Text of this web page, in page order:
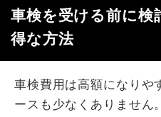
車検を受ける前に検
得な方法
車検費用は高額になりや
ースも少なくありません